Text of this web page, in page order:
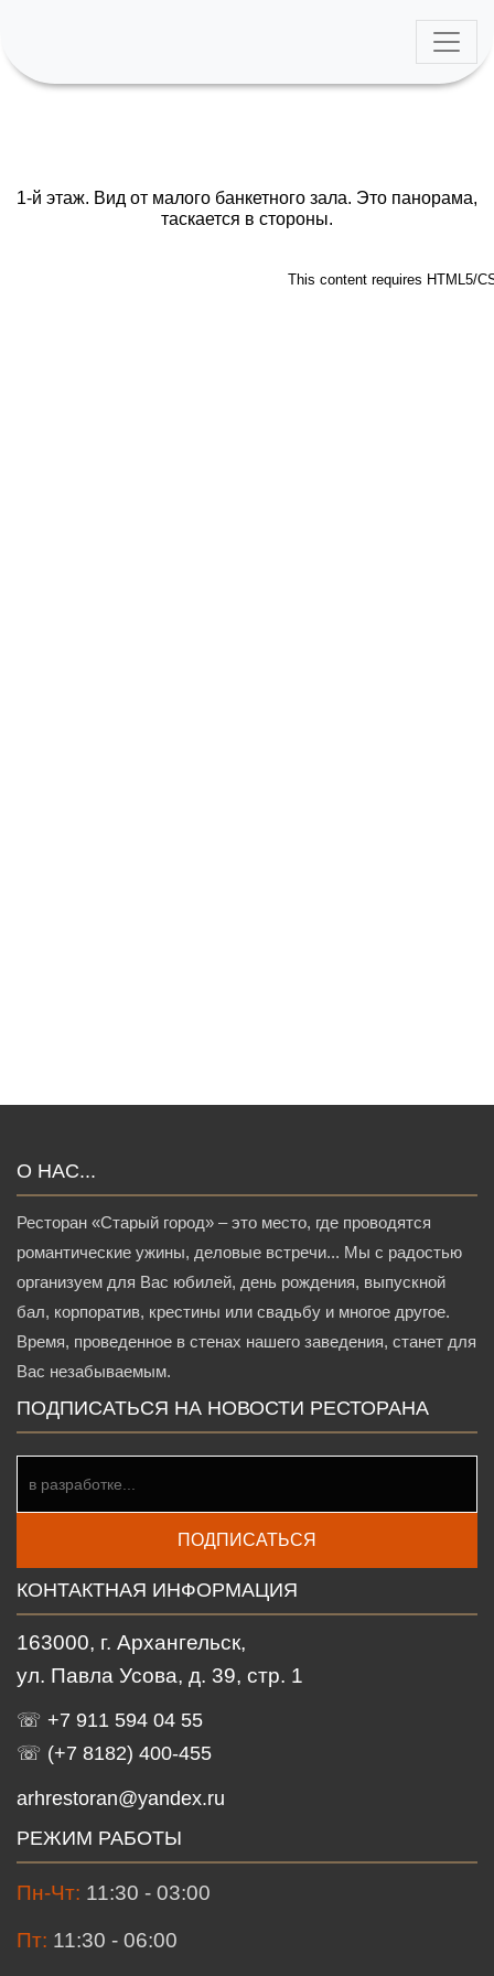
1-й этаж. Вид от малого банкетного зала. Это панорама,
таскается в стороны.
This content requires HTML5/
О НАС...
Ресторан «Старый город» – это место, где проводятся
романтические ужины, деловые встречи... Мы с радостью
организуем для Вас юбилей, день рождения, выпускной
бал, корпоратив, крестины или свадьбу и многое другое.
Время, проведенное в стенах нашего заведения, станет для
Вас незабываемым.
ПОДПИСАТЬСЯ НА НОВОСТИ РЕСТОРАНА
ПОДПИСАТЬСЯ
КОНТАКТНАЯ ИНФОРМАЦИЯ
163000, г. Архангельск,
ул. Павла Усова, д. 39, стр. 1
☏ +7 911 594 04 55
☏ (+7 8182) 400-455
arhrestoran@yandex.ru
РЕЖИМ РАБОТЫ
Пн-Чт: 11:30 - 03:00
Пт: 11:30 - 06:00